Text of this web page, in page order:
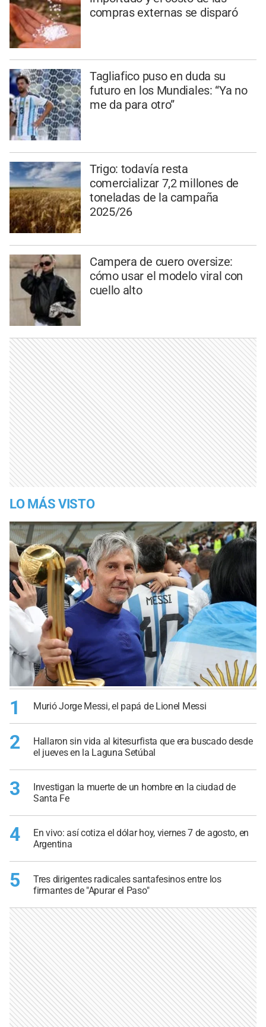
compras externas se disparó
Tagliafico puso en duda su
futuro en los Mundiales: “Ya no
me da para otro”
Trigo: todavía resta
comercializar 7,2 millones de
toneladas de la campaña
2025/26
Campera de cuero oversize:
cómo usar el modelo viral con
cuello alto
LO MÁS VISTO
1 Murió Jorge Messi, el papá de Lionel Messi
2
Hallaron sin vida al kitesurfista que era buscado desde
el jueves en la Laguna Setúbal
3
Investigan la muerte de un hombre en la ciudad de
Santa Fe
4
En vivo: así cotiza el dólar hoy, viernes 7 de agosto, en
Argentina
5
Tres dirigentes radicales santafesinos entre los
firmantes de "Apurar el Paso"